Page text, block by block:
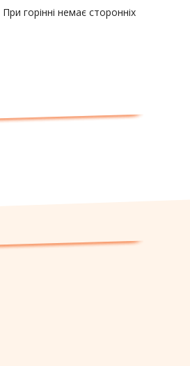
При горінні немає сторонніх